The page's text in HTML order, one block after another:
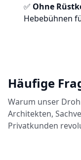
✅ Ohne
Hebebühnen
Häufige
Warum unser
Architekten,
Privatkunden